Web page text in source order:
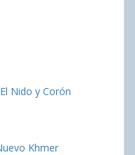
Nido y Corón
Khmer